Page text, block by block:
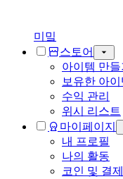
미밐
스토어
아이템 만들
보유한 아이
수익 관리
위시 리스트
마이페이지
내 프로필
나의 활동
코인 및 결제